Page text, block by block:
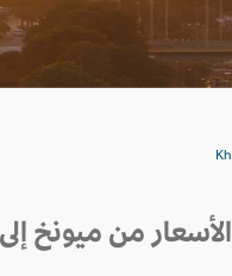
الأسعار من ميونخ إلى KHARTOUM خلال 30 يوم القادمة